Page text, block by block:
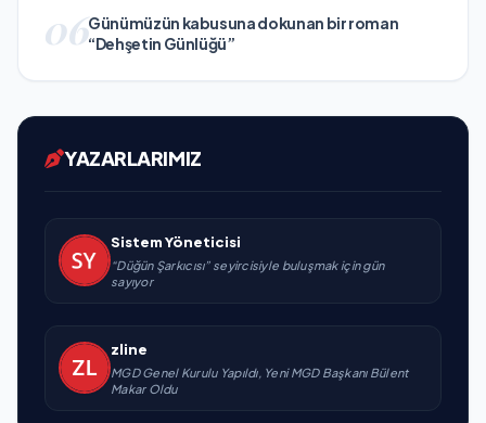
06Günümüzün kabusuna dokunan bir roman
“Dehşetin Günlüğü”
YAZARLARIMIZ
Sistem Yöneticisi
“Düğün Şarkıcısı” seyircisiyle buluşmak için gün
sayıyor
zline
MGD Genel Kurulu Yapıldı, Yeni MGD Başkanı Bülent
Makar Oldu